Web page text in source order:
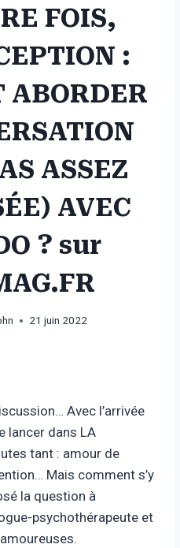
FOIS,
:
ABORDER
ASSEZ
AVEC
? sur
21 juin 2022
Avec l’arrivée
lancer dans LA
tant : amour de
Mais comment s’y
la question à
psychothérapeute et